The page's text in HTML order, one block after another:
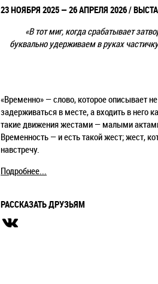
23 НОЯБРЯ 2025 — 26 АПРЕЛЯ 2026 /
«В тот миг, когда срабатывает
буквально удерживаем в руках
«Временно» — слово, которое описывает
задерживаться в месте, а входить в
такие движения жестами — малыми
Временность — и есть такой жест; жест,
навстречу.
Подробнее...
РАССКАЗАТЬ ДРУЗЬЯМ